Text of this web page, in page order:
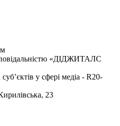
«ДІДЖИТАЛС
у сфері медіа - R20-
23